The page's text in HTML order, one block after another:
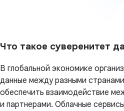
Что такое суверенитет
В глобальной экономике
данные между разными
обеспечить взаимодействие
и партнерами. Облачные